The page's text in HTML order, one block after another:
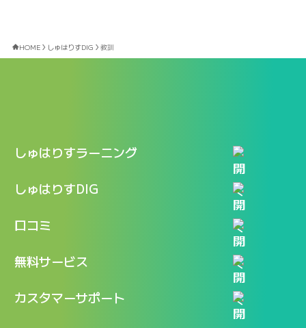
HOME しゅはりすDIG 教訓
しゅはりすラーニング
特長
料金
新着情報
ログイン
しゅはりすDIG
記事一覧
口コミ
口コミ一覧
無料サービス
LINEで『Iパス ならし学習』
カスタマーサポート